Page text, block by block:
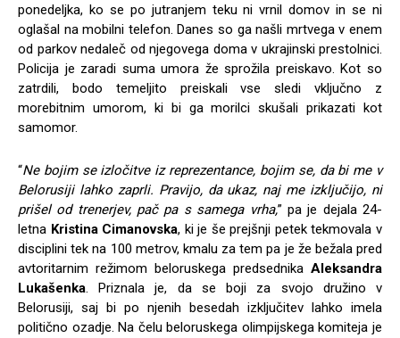
ponedeljka, ko se po jutranjem teku ni vrnil domov in se ni
oglašal na mobilni telefon. Danes so ga našli mrtvega v enem
od parkov nedaleč od njegovega doma v ukrajinski prestolnici.
Policija je zaradi suma umora že sprožila preiskavo. Kot so
zatrdili, bodo temeljito preiskali vse sledi vključno z
morebitnim umorom, ki bi ga morilci skušali prikazati kot
samomor.
“Ne bojim se izločitve iz reprezentance, bojim se, da bi me v
Belorusiji lahko zaprli. Pravijo, da ukaz, naj me izključijo, ni
prišel od trenerjev, pač pa s samega vrha,” pa je dejala 24-
letna Kristina Cimanovska, ki je še prejšnji petek tekmovala v
disciplini tek na 100 metrov, kmalu za tem pa je že bežala pred
avtoritarnim režimom beloruskega predsednika Aleksandra
Lukašenka. Priznala je, da se boji za svojo družino v
Belorusiji, saj bi po njenih besedah izključitev lahko imela
politično ozadje. Na čelu beloruskega olimpijskega komiteja je